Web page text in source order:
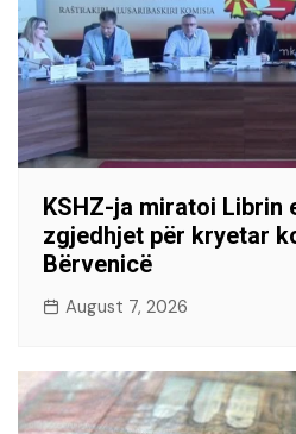
KSHZ-ja miratoi Librin
zgjedhjet për kryetar
Bërvenicë
August 7, 2026